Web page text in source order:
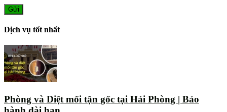
Dịch vụ tốt nhất
Phòng và Diệt mối tận gốc tại Hải Phòng | Bảo